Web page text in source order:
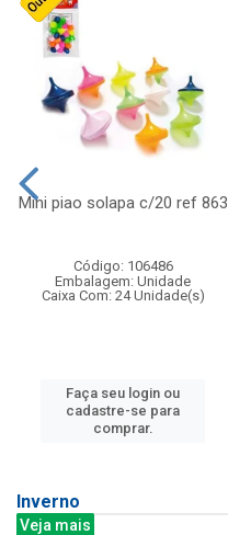
Mini piao solapa c/20 ref 863
Código: 106486
Embalagem: Unidade
Caixa Com: 24 Unidade(s)
Faça seu login ou
cadastre-se para
comprar.
Inverno
Veja mais